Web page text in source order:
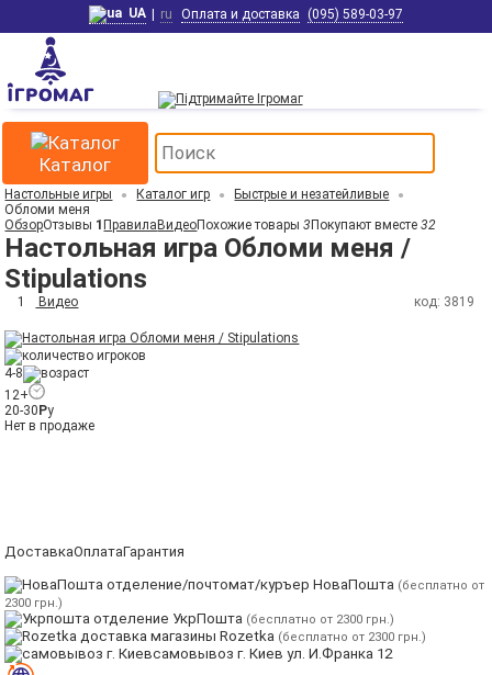
UA | ru Оплата и доставка (095) 589-03-97
Каталог
Настольные игры Каталог игр
Быстрые и незатейливые
Обломи меня
ОбзорОтзывы 1 Правила ВидеоПохожие товары3 Покупают вместе32
Настольная игра Обломи меня /
Stipulations
1 Видео код: 3819
4-8
12+
20-30 Ру
Нет в продаже
ДоставкаОплатаГарантия
отделение/почтомат/куръер НоваПошта (бесплатно от
2300 грн.)
отделение УкрПошта (бесплатно от 2300 грн.)
магазины Rozetka (бесплатно от 2300 грн.)
самовывоз г. Киев ул. И.Франка 12